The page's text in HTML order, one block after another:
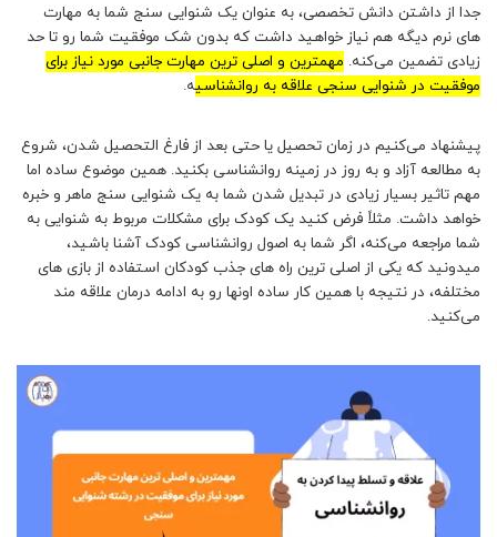
جدا از داشتن دانش تخصصی، به عنوان یک شنوایی سنج شما به مهارت
های نرم دیگه هم نیاز خواهید داشت که بدون شک موفقیت شما رو تا حد
زیادی تضمین می‌کنه. مهمترین و اصلی ترین مهارت جانبی مورد نیاز برای
موفقیت در شنوایی سنجی علاقه به روانشناسیه.
پیشنهاد می‌کنیم در زمان تحصیل یا حتی بعد از فارغ التحصیل شدن، شروع
به مطالعه آزاد و به روز در زمینه روانشناسی بکنید. همین موضوع ساده اما
مهم تاثیر بسیار زیادی در تبدیل شدن شما به یک شنوایی سنج ماهر و خبره
خواهد داشت. مثلاً فرض کنید یک کودک برای مشکلات مربوط به شنوایی به
شما مراجعه می‌کنه، اگر شما به اصول روانشناسی کودک آشنا باشید،
میدونید که یکی از اصلی ترین راه های جذب کودکان استفاده از بازی های
مختلفه، در نتیجه با همین کار ساده اونها رو به ادامه درمان علاقه مند
می‌کنید.